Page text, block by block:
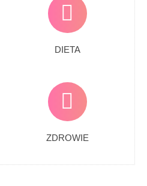
DIETA
ZDROWIE